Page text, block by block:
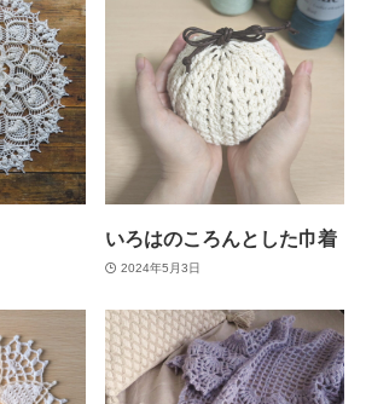
いろはのころんとした巾着
2024年5月3日